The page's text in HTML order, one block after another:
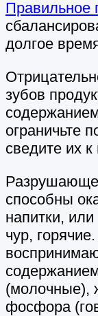
Правильное
долгое
зубов
ограничьте
сведите их
способны
напитки,
чур,
(молочные),
фосфора